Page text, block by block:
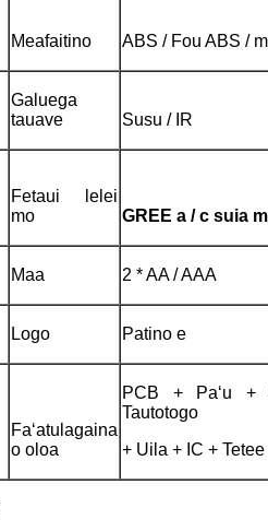
Meafaitino ABS / Fou ABS /
Galuega
tauave
Susu / IR
Fetaui lelei
mo
GREE a / c suia
Maa 2 * AA / AAA
Logo Patino e
Faʻatulagaina
o oloa
PCB + Paʻu +
Tautotogo
+ Uila + IC +